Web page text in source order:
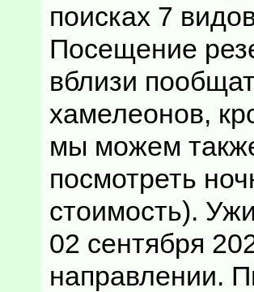
поисках 7
Посещение
вблизи
хамелеонов,
мы можем
посмотреть
стоимость).
02 сентября
направлении.